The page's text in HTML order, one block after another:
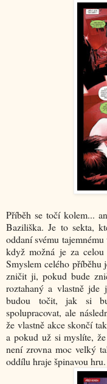
Příběh se točí kolem...
Baziliška. Je to sekta,
oddaní svému
když možná je za
Smyslem celého příběhu
zničit ji, pokud bude
roztahaný a vlastně jde
budou točit, jak si
spolupracovat, ale
že vlastně akce skončí
a pokud už si myslíte,
není zrovna moc velký
oddílu hraje špinavou hru.